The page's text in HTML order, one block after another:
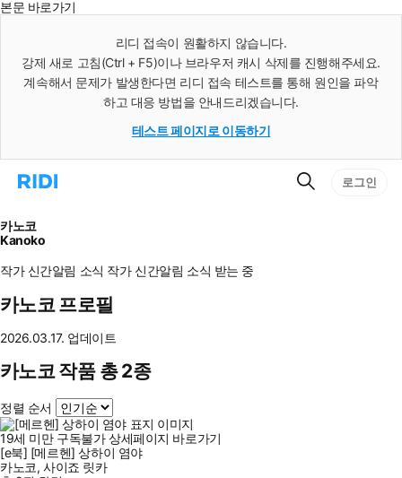
본문 바로가기
리디 접속이 원활하지 않습니다.
강제 새로 고침(Ctrl + F5)이나 브라우저 캐시 삭제를 진행해주세요.
계속해서 문제가 발생한다면 리디 접속 테스트를 통해 원인을 파악
하고 대응 방법을 안내드리겠습니다.
테스트 페이지로 이동하기
리
으
로
동
검
로그인
카노코
Kanoko
작가 신간알림 소식 작가 신간알림 소식 받는 중
카노코 프로필
2026.03.17. 업데이트
카노코 작품 총 2종
정렬 순서
19세 미만 구독불가 상세페이지 바로가기
[e북] [메르헨] 상하이 염야
카노코, 사이죠 릿카